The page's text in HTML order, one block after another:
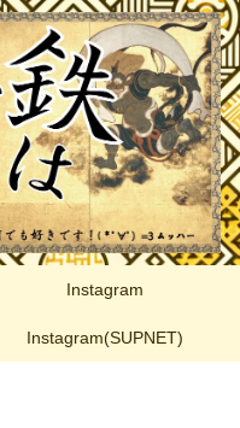
Instagram
Instagram(SUPNET)